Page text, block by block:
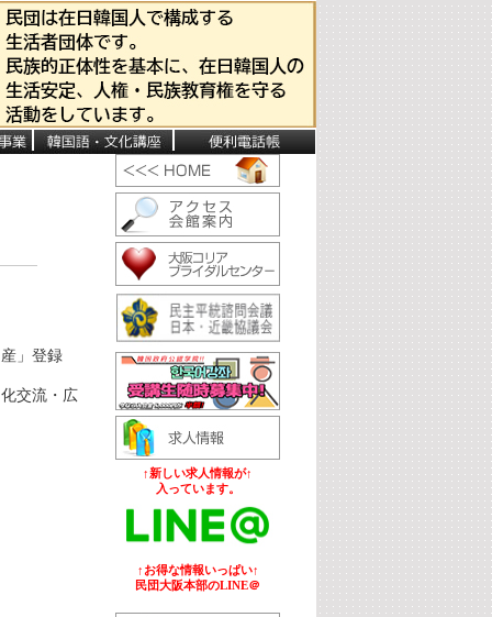
」登録
交流・広
↑新しい求人情報が↑
入っています。
↑お得な情報いっぱい↑
民団大阪本部のLINE＠